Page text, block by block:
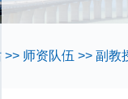
>> 师资队伍 >> 副教